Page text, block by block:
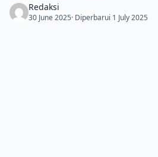
Redaksi
30 June 2025· Diperbarui 1 July 2025